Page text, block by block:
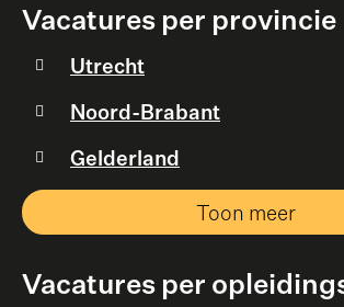
Vacatures per provincie
Utrecht
Noord-Brabant
Gelderland
Toon meer
Vacatures per